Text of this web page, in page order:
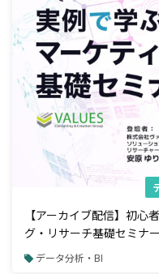
【アーカイブ配信】初心
グ・リサーチ基礎セミナー
データ分析・BI